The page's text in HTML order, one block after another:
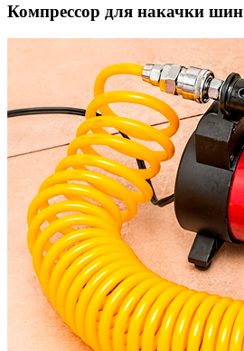
Компрессор для накачки шин